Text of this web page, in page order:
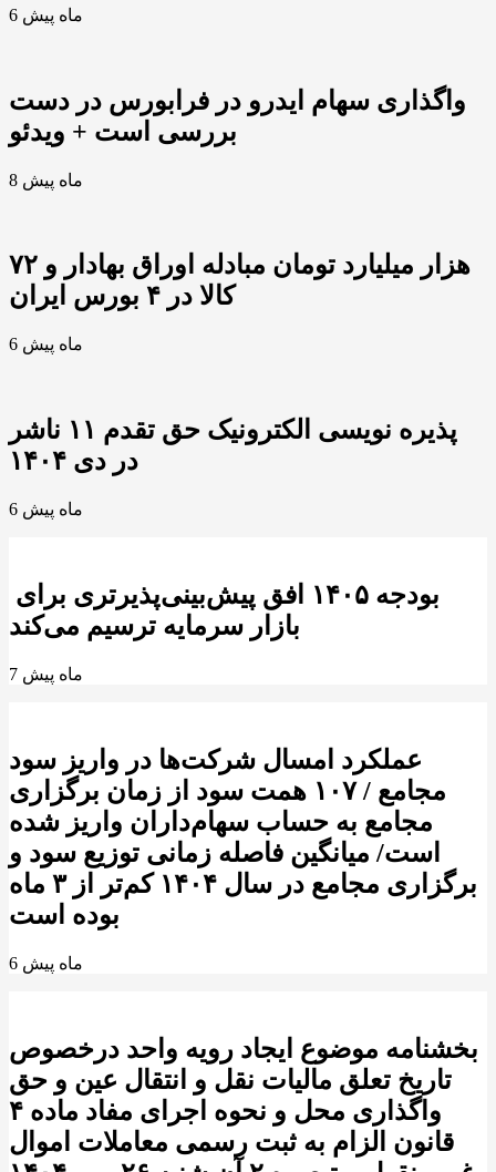
6 ماه پیش
واگذاری سهام ایدرو در فرابورس در دست
بررسی است + ویدئو
8 ماه پیش
۷۲ هزار میلیارد تومان مبادله اوراق بهادار و
کالا در ۴ بورس ایران
6 ماه پیش
پذیره نویسی الکترونیک حق تقدم ۱۱ ناشر
در دی ۱۴۰۴
6 ماه پیش
بازار سرمایه ترسیم می‌کند
7 ماه پیش
عملکرد امسال شرکت‌ها در واریز سود
مجامع / ۱۰۷ همت سود از زمان برگزاری
مجامع به حساب سهام‌داران واریز شده
است/ میانگین فاصله زمانی توزیع سود و
برگزاری مجامع در سال ۱۴۰۴ کم‌تر از ۳ ماه
بوده است
6 ماه پیش
بخشنامه موضوع ایجاد رویه واحد درخصوص
تاریخ تعلق مالیات نقل و انتقال عین و حق
واگذاری محل و نحوه اجرای مفاد ماده ۴
قانون الزام به ثبت رسمی معاملات اموال